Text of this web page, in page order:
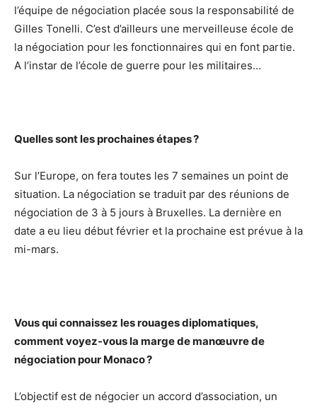
l’équipe de négociation placée sous la responsabilité de
Gilles Tonelli. C’est d’ailleurs une merveilleuse école de
la négociation pour les fonctionnaires qui en font partie.
A l’instar de l’école de guerre pour les militaires…
Quelles sont les prochaines étapes ?
Sur l’Europe, on fera toutes les 7 semaines un point de
situation. La négociation se traduit par des réunions de
négociation de 3 à 5 jours à Bruxelles. La dernière en
date a eu lieu début février et la prochaine est prévue à la
mi-mars.
Vous qui connaissez les rouages diplomatiques,
comment voyez-vous la marge de manœuvre de
négociation pour Monaco ?
L’objectif est de négocier un accord d’association, un